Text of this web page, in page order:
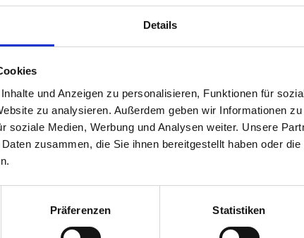
Details
und Anzeigen zu personalisieren, Funktionen für
zu analysieren. Außerdem geben wir Informationen
soziale Medien, Werbung und Analysen weiter. Unsere
zusammen, die Sie ihnen bereitgestellt haben oder
Präferenzen Statistiken
Maximale Belegung:
6 - 8
Mindesteilnehmerzahl:
Bootsklasse:
Besonders geeignet für:
Wechseltag:
Langfjord Lodge
Buchungscode: NWLFL